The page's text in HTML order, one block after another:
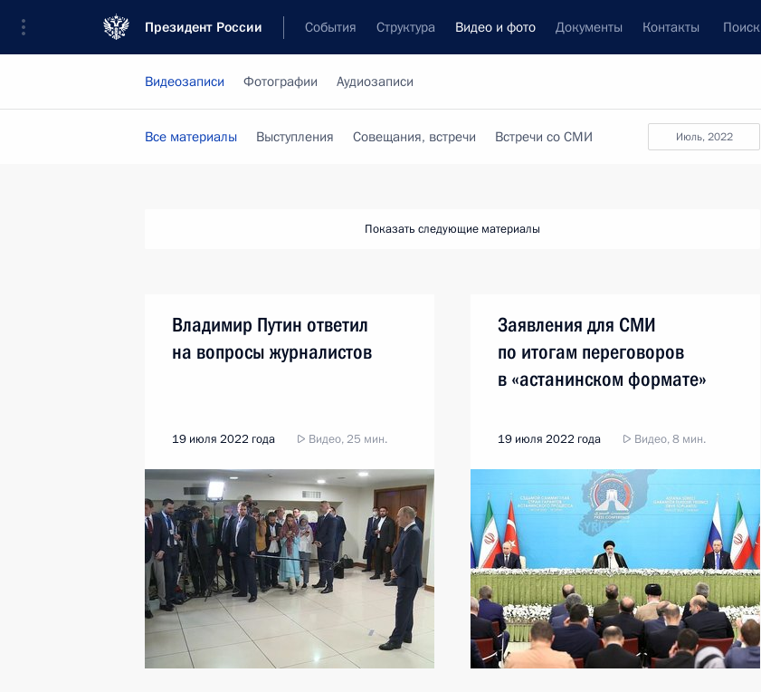
Президент России События Структура Видео и фото Документы Контакты Поиск
Видеозаписи Фотографии Аудиозаписи
июль, 2022
Все материалы Выступления Совещания, встречи Встречи со СМИ
Показать следующие материалы
Владимир Путин ответил
на вопросы журналистов
19 июля 2022 года Видео, 25 мин.
Заявления для СМИ
по итогам переговоров
в «астанинском формате»
19 июля 2022 года Видео, 8 мин.